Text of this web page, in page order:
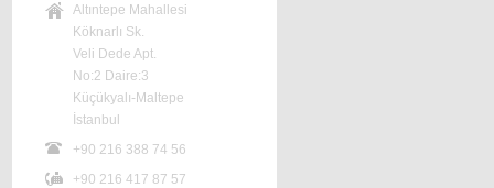
Altıntepe Mahallesi
Köknarlı Sk.
Veli Dede Apt.
No:2 Daire:3
Küçükyalı-Maltepe
İstanbul
+90 216 388 74 56
+90 216 417 87 57